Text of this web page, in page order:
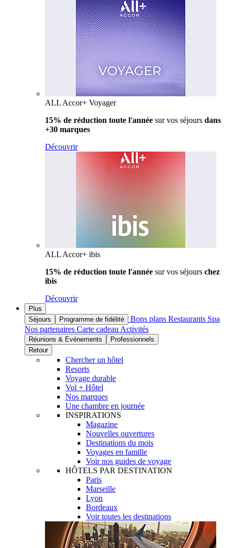
ALL Accor+ Voyager
15% de réduction toute l'année sur vos séjours dans
+30 marques
Découvrir
ALL Accor+ ibis
15% de réduction toute l'année sur vos séjours chez
ibis
Découvrir
Plus
Séjours
Programme de fidélité Bons plans Restaurants Spa
Nos partenaires Carte cadeau Activités
Réunions & Evénements
Professionnels
Retour
Chercher un hôtel
Resorts
Voyage durable
Vol + Hôtel
Nos marques
Une chambre en journée
INSPIRATIONS
Magazine
Nouvelles ouvertures
Destinations du mois
Voyages en famille
Voir nos guides de voyage
HÔTELS PAR DESTINATION
Paris
Marseille
Lyon
Bordeaux
Voir toutes les destinations